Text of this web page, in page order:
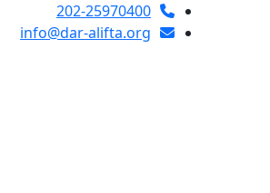
202-25970400
info@dar-alifta.org